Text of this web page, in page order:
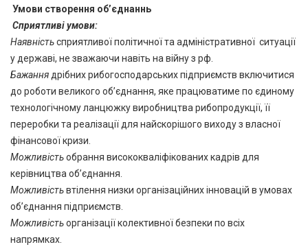
Умови створення обʼєднаннь
Сприятливі умови:
Наявністьсприятливої політичної та адміністративної ситуації
у державі, не зважаючи навіть на війну з рф.
Бажання дрібних рибогосподарських підприємств включитися
до роботи великого об’єднання, яке працюватиме по єдиному
технологічному ланцюжку виробництва рибопродукції, її
переробки та реалізації для найскорішого виходу з власної
фінансової кризи.
Можливістьобрання висококваліфікованих кадрів для
керівництва об’єднання.
Можливістьвтілення низки організаційних інновацій в умовах
об’єднання підприємств.
Можливістьорганізації колективної безпеки по всіх
напрямках.